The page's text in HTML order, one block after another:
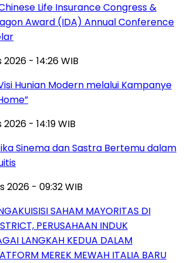
Life Insurance Congress &
Award (IDA) Annual Conference
- 14:26 WIB
Hunian Modern melalui Kampanye
- 14:19 WIB
Sinema dan Sastra Bertemu dalam
2026 - 09:32 WIB
SAHAM MAYORITAS DI
PERUSAHAAN INDUK
LANGKAH KEDUA DALAM
MEREK MEWAH ITALIA BARU